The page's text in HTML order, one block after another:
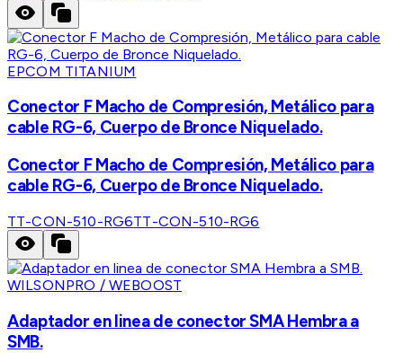
EPCOM TITANIUM
Conector F Macho de Compresión, Metálico para
cable RG-6, Cuerpo de Bronce Niquelado.
Conector F Macho de Compresión, Metálico para
cable RG-6, Cuerpo de Bronce Niquelado.
TT-CON-510-RG6TT-CON-510-RG6
WILSONPRO / WEBOOST
Adaptador en linea de conector SMA Hembra a
SMB.